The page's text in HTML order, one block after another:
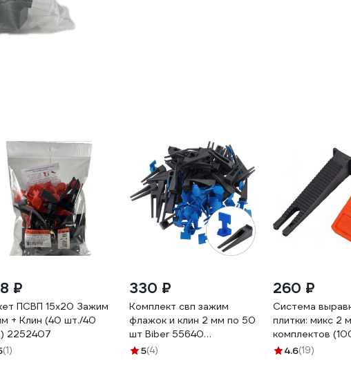
₽
ПСВП 15х20 Зажим
+ Клин (40 шт./40
2252407
(1)
330 ₽
Комплект свп зажим
флажок и клин 2 мм по 50
шт Biber 55640
тов-215922
5(4)
260 ₽
Система
плитки: микс 2
комплектов
Farton 700004
4.6(19)